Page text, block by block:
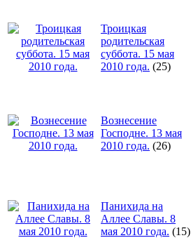
Троицкая
родительская
суббота. 15 мая
2010 года. (25)
Вознесение
Господне. 13 мая
2010 года. (26)
Панихида на
Аллее Славы. 8
мая 2010 года. (15)